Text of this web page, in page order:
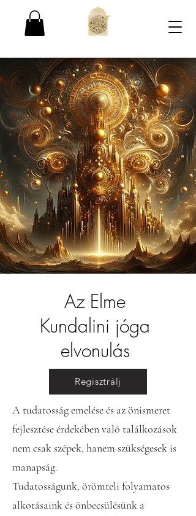
Az Elme
Kundalini jóga
elvonulás
Regisztrálj
A tudatosság emelése és az önismeret
fejlesztése érdekében való találkozások
nem csak szépek, hanem szükségesek is
manapság.
Tudatosságunk, örömteli folyamatos
alkotásaink és önbecsülésünk a